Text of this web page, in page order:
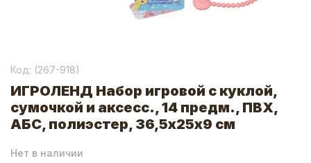
Код: (267-918)
ИГРОЛЕНД Набор игровой с куклой,
сумочкой и аксесс., 14 предм., ПВХ,
АБС, полиэстер, 36,5х25х9 см
Нет в наличии